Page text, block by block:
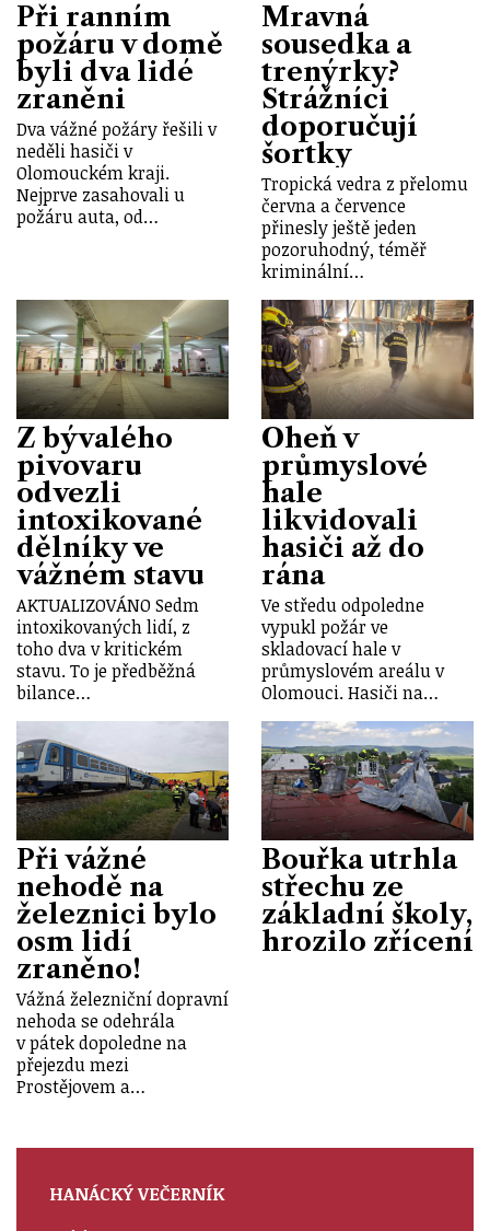
Při ranním
požáru v domě
byli dva lidé
zraněni
Dva vážné požáry řešili v
neděli hasiči v
Olomouckém kraji.
Nejprve zasahovali u
požáru auta, od…
Mravná
sousedka a
trenýrky?
Strážníci
doporučují
šortky
Tropická vedra z přelomu
června a července
přinesly ještě jeden
pozoruhodný, téměř
kriminální…
Z bývalého
pivovaru
odvezli
intoxikované
dělníky ve
vážném stavu
AKTUALIZOVÁNO Sedm
intoxikovaných lidí, z
toho dva v kritickém
stavu. To je předběžná
bilance…
Oheň v
průmyslové
hale
likvidovali
hasiči až do
rána
Ve středu odpoledne
vypukl požár ve
skladovací hale v
průmyslovém areálu v
Olomouci. Hasiči na…
Při vážné
nehodě na
železnici bylo
osm lidí
zraněno!
Vážná železniční dopravní
nehoda se odehrála
v pátek dopoledne na
přejezdu mezi
Prostějovem a…
Bouřka utrhla
střechu ze
základní školy,
hrozilo zřícení
HANÁCKÝ VEČERNÍK